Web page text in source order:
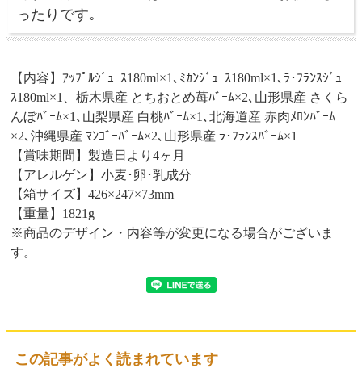
ったりです｡
【内容】ｱｯﾌﾟﾙｼﾞｭｰｽ180ml×1､ﾐｶﾝｼﾞｭｰｽ180ml×1､ﾗ･ﾌﾗﾝｽｼﾞｭｰ
ｽ180ml×1、栃木県産 とちおとめ苺ﾊﾞｰﾑ×2､山形県産 さくら
んぼﾊﾞｰﾑ×1､山梨県産 白桃ﾊﾞｰﾑ×1､北海道産 赤肉ﾒﾛﾝﾊﾞｰﾑ
×2､沖縄県産 ﾏﾝｺﾞｰﾊﾞｰﾑ×2､山形県産 ﾗ･ﾌﾗﾝｽﾊﾞｰﾑ×1
【賞味期間】製造日より4ヶ月
【アレルゲン】小麦･卵･乳成分
【箱サイズ】426×247×73mm
【重量】1821g
※商品のデザイン・内容等が変更になる場合がございま
す。
この記事がよく読まれています